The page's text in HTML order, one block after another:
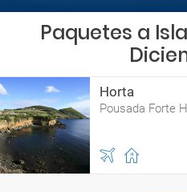
Paquetes a
Horta
Pousada Forte